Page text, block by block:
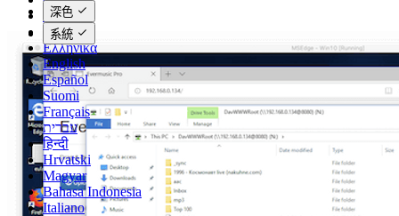
Dansk
Deutsch
Ελληνικά
English
Español
Suomi
Français
עברית
हिन्दी
Hrvatski
Magyar
Bahasa Indonesia
Italiano
深色
系統
檔案。